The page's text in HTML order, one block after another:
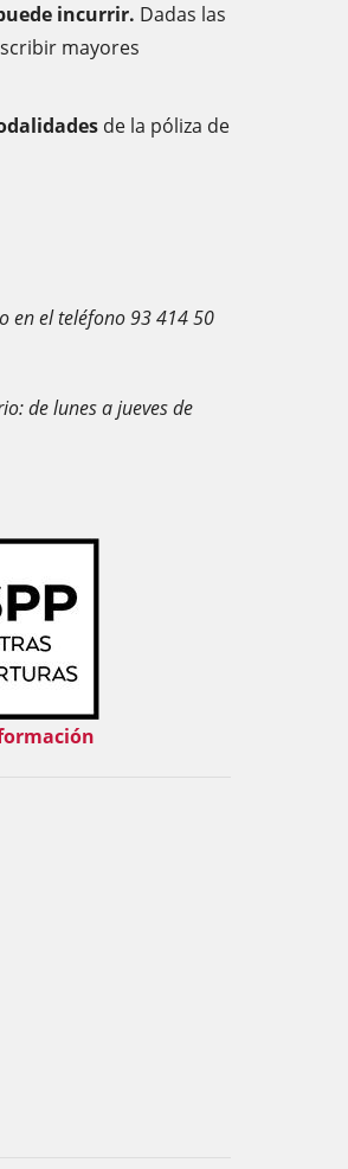
incurrir. Dadas las
mayores
de la póliza de
en el teléfono 93 414 50
de lunes a jueves de